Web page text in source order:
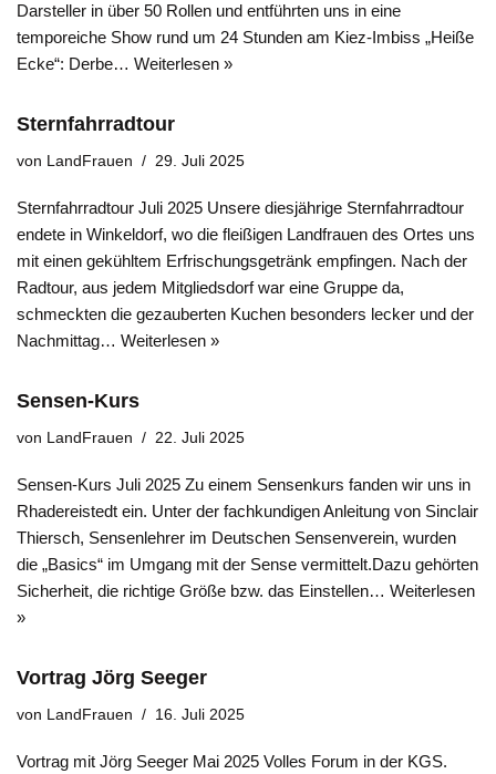
Darsteller in über 50 Rollen und entführten uns in eine
temporeiche Show rund um 24 Stunden am Kiez-Imbiss „Heiße
Ecke“: Derbe… Weiterlesen »
Sternfahrradtour
von LandFrauen 29. Juli 2025
Sternfahrradtour Juli 2025 Unsere diesjährige Sternfahrradtour
endete in Winkeldorf, wo die fleißigen Landfrauen des Ortes uns
mit einen gekühltem Erfrischungsgetränk empfingen. Nach der
Radtour, aus jedem Mitgliedsdorf war eine Gruppe da,
schmeckten die gezauberten Kuchen besonders lecker und der
Nachmittag… Weiterlesen »
Sensen-Kurs
von LandFrauen 22. Juli 2025
Sensen-Kurs Juli 2025 Zu einem Sensenkurs fanden wir uns in
Rhadereistedt ein. Unter der fachkundigen Anleitung von Sinclair
Thiersch, Sensenlehrer im Deutschen Sensenverein, wurden
die „Basics“ im Umgang mit der Sense vermittelt.Dazu gehörten
Sicherheit, die richtige Größe bzw. das Einstellen… Weiterlesen
»
Vortrag Jörg Seeger
von LandFrauen 16. Juli 2025
Vortrag mit Jörg Seeger Mai 2025 Volles Forum in der KGS.